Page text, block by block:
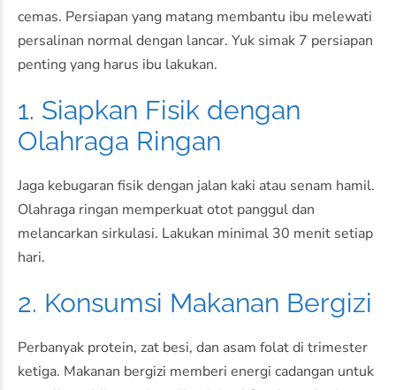
cemas. Persiapan yang matang membantu ibu melewati
persalinan normal dengan lancar. Yuk simak 7 persiapan
penting yang harus ibu lakukan.
1. Siapkan Fisik dengan
Olahraga Ringan
Jaga kebugaran fisik dengan jalan kaki atau senam hamil.
Olahraga ringan memperkuat otot panggul dan
melancarkan sirkulasi. Lakukan minimal 30 menit setiap
hari.
2. Konsumsi Makanan Bergizi
Perbanyak protein, zat besi, dan asam folat di trimester
ketiga. Makanan bergizi memberi energi cadangan untuk